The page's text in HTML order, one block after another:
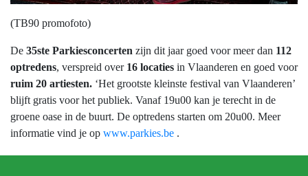
(TB90 promofoto)
De 35ste Parkiesconcerten zijn dit jaar goed voor meer dan 112
optredens, verspreid over 16 locaties in Vlaanderen en goed voor
ruim 20 artiesten. ‘Het grootste kleinste festival van Vlaanderen’
blijft gratis voor het publiek. Vanaf 19u00 kan je terecht in de
groene oase in de buurt. De optredens starten om 20u00. Meer
informatie vind je op www.parkies.be .